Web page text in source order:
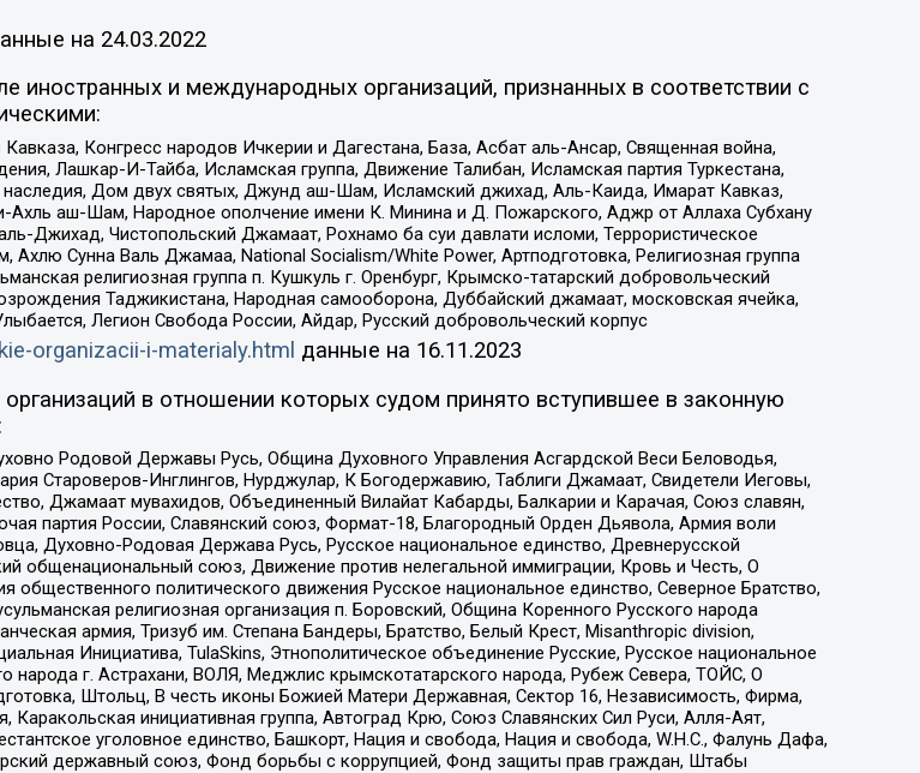
на 24.03.2022
и международных организаций, признанных в соответствии с
Конгресс народов Ичкерии и Дагестана, База, Асбат аль-Ансар, Священная война,
Лашкар-И-Тайба, Исламская группа, Движение Талибан, Исламская партия Туркестана,
Дом двух святых, Джунд аш-Шам, Исламский джихад, Аль-Каида, Имарат Кавказ,
аш-Шам, Народное ополчение имени К. Минина и Д. Пожарского, Аджр от Аллаха Субхану
Джихад, Чистопольский Джамаат, Рохнамо ба суи давлати исломи, Террористическое
Сунна Валь Джамаа, National Socialism/White Power, Артподготовка, Религиозная группа
религиозная группа п. Кушкуль г. Оренбург, Крымско-татарский добровольческий
Таджикистана, Народная самооборона, Дуббайский джамаат, московская ячейка,
Легион Свобода России, Айдар, Русский добровольческий корпус
organizacii-i-materialy.html данные на 16.11.2023
в отношении которых судом принято вступившее в законную
Родовой Державы Русь, Община Духовного Управления Асгардской Веси Беловодья,
Староверов-Инглингов, Нурджулар, К Богодержавию, Таблиги Джамаат, Свидетели Иеговы,
Джамаат мувахидов, Объединенный Вилайат Кабарды, Балкарии и Карачая, Союз славян,
партия России, Славянский союз, Формат-18, Благородный Орден Дьявола, Армия воли
Духовно-Родовая Держава Русь, Русское национальное единство, Древнерусской
общенациональный союз, Движение против нелегальной иммиграции, Кровь и Честь, О
политического движения Русское национальное единство, Северное Братство,
религиозная организация п. Боровский, Община Коренного Русского народа
армия, Тризуб им. Степана Бандеры, Братство, Белый Крест, Misanthropic division,
Инициатива, TulaSkins, Этнополитическое объединение Русские, Русское национальное
г. Астрахани, ВОЛЯ, Меджлис крымскотатарского народа, Рубеж Севера, ТОЙС, О
Штольц, В честь иконы Божией Матери Державная, Сектор 16, Независимость, Фирма,
инициативная группа, Автоград Крю, Союз Славянских Сил Руси, Алля-Аят,
уголовное единство, Башкорт, Нация и свобода, Нация и свобода, W.H.С., Фалунь Дафа,
державный союз, Фонд борьбы с коррупцией, Фонд защиты прав граждан, Штабы